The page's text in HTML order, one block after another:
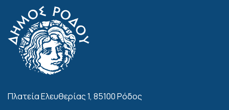
Πλατεία Ελευθερίας 1, 85100 Ρόδος